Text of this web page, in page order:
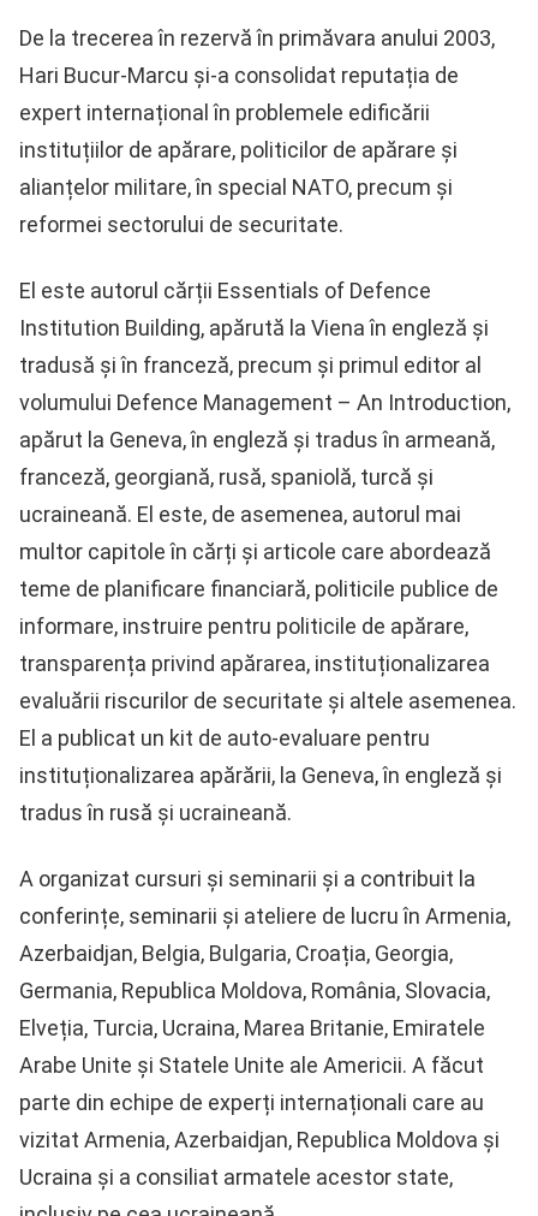
De la trecerea în rezervă în primăvara anului 2003,
Hari Bucur-Marcu și-a consolidat reputația de
expert internațional în problemele edificării
instituțiilor de apărare, politicilor de apărare și
alianțelor militare, în special NATO, precum și
reformei sectorului de securitate.
El este autorul cărții Essentials of Defence
Institution Building, apărută la Viena în engleză și
tradusă și în franceză, precum și primul editor al
volumului Defence Management – An Introduction,
apărut la Geneva, în engleză și tradus în armeană,
franceză, georgiană, rusă, spaniolă, turcă și
ucraineană. El este, de asemenea, autorul mai
multor capitole în cărți și articole care abordează
teme de planificare financiară, politicile publice de
informare, instruire pentru politicile de apărare,
transparența privind apărarea, instituționalizarea
evaluării riscurilor de securitate și altele asemenea.
El a publicat un kit de auto-evaluare pentru
instituționalizarea apărării, la Geneva, în engleză și
tradus în rusă și ucraineană.
A organizat cursuri și seminarii și a contribuit la
conferințe, seminarii și ateliere de lucru în Armenia,
Azerbaidjan, Belgia, Bulgaria, Croația, Georgia,
Germania, Republica Moldova, România, Slovacia,
Elveția, Turcia, Ucraina, Marea Britanie, Emiratele
Arabe Unite și Statele Unite ale Americii. A făcut
parte din echipe de experți internaționali care au
vizitat Armenia, Azerbaidjan, Republica Moldova și
Ucraina și a consiliat armatele acestor state,